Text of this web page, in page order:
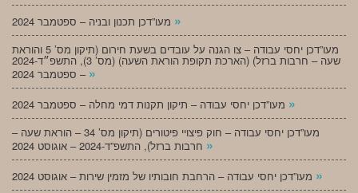
»
מעו”דכן יחסי עבודה – צו הגנה על עובדים בשעת חירום (תיקון מס’ 5 והוראת
שעה – חרבות ברזל) (הארכת תקופת הוראת השעה) (מס’ 3), התשפ״ד-2024
– ספטמבר 2024 »
»
מעו”דכן יחסי עבודה – חוק פיצויי פיטורים (תיקון מס’ 34 – הוראת שעה –
»
»